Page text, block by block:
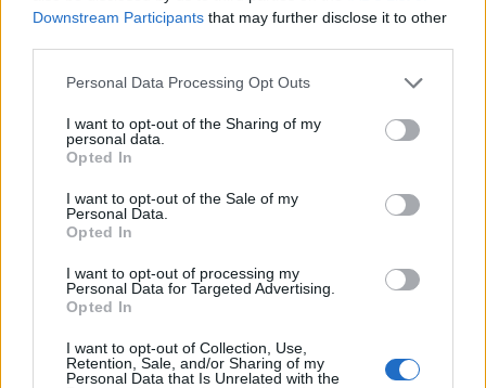
Downstream Participants that may further disclose it to other
Personal Data Processing Opt Outs
I want to opt-out of the Sharing of my
personal data.
Opted In
I want to opt-out of the Sale of my
Personal Data.
Opted In
I want to opt-out of processing my
Personal Data for Targeted Advertising.
Opted In
I want to opt-out of Collection, Use,
Retention, Sale, and/or Sharing of my
Personal Data that Is Unrelated with the